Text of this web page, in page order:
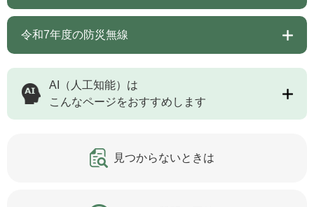
令和7年度の防災無線
AI（人工知能）は
こんなページをおすすめします
見つからないときは